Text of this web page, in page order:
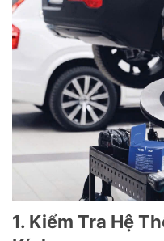
1. Kiểm Tra Hệ